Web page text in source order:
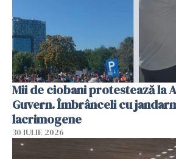
Mii de ciobani protestează la
Guvern. Îmbrânceli cu
lacrimogene
30 IULIE 2026